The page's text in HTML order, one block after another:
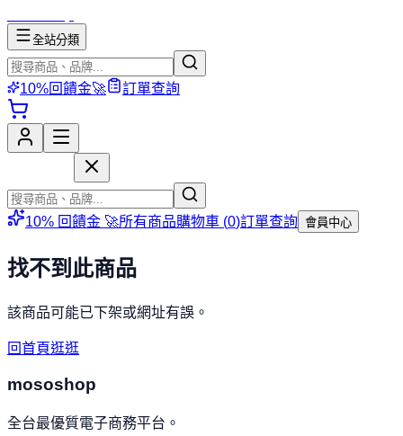
全站分類
10%回饋金🚀 訂單查詢
10% 回饋金 🚀所有商品購物車 (0)訂單查詢 會員中心
找不到此商品
該商品可能已下架或網址有誤。
回首頁逛逛
mososhop
全台最優質電子商務平台。